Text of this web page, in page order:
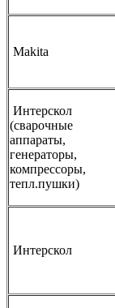
Makita
Интерскол
(сварочные
аппараты,
генераторы,
компрессоры,
тепл.пушки)
Интерскол